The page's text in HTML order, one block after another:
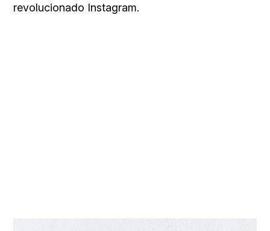
revolucionado Instagram.